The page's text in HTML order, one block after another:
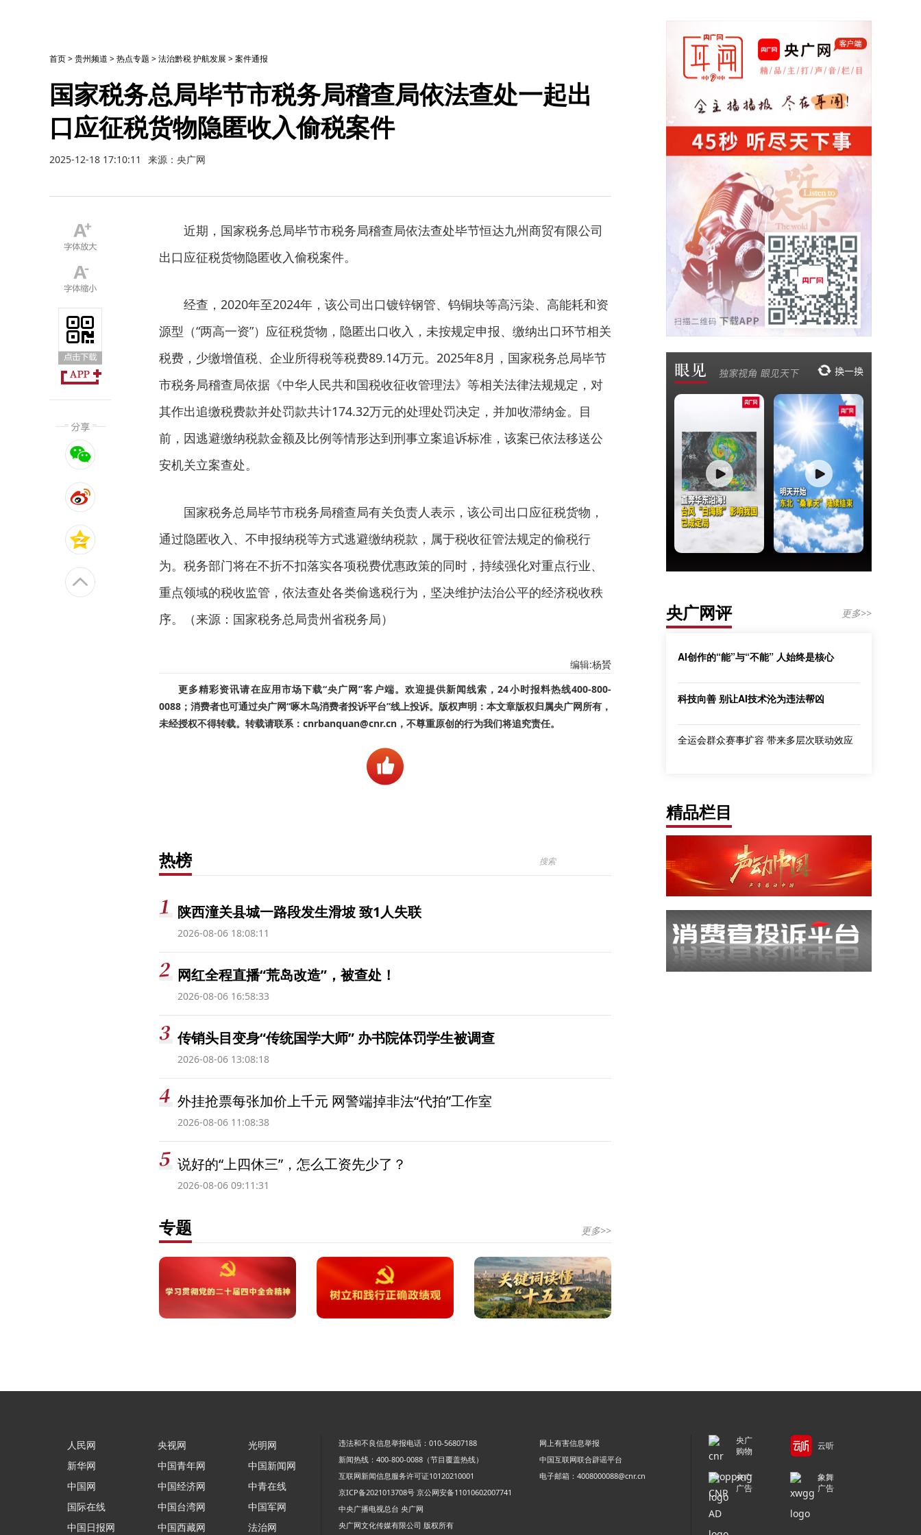
首页>贵州频道 >热点专题 >法治黔税 护航发展 >案件通报
国家税务总局毕节市税务局稽查局依法查处一起出
口应征税货物隐匿收入偷税案件
2025-12-18 17:10:11 来源：央广网
近期，国家税务总局毕节市税务局稽查局依法查处毕节恒达九州商贸有限公司
出口应征税货物隐匿收入偷税案件。
经查，2020年至2024年，该公司出口镀锌钢管、钨铜块等高污染、高能耗和资
源型（“两高一资”）应征税货物，隐匿出口收入，未按规定申报、缴纳出口环节相关
税费，少缴增值税、企业所得税等税费89.14万元。2025年8月，国家税务总局毕节
市税务局稽查局依据《中华人民共和国税收征收管理法》等相关法律法规规定，对
其作出追缴税费款并处罚款共计174.32万元的处理处罚决定，并加收滞纳金。目
前，因逃避缴纳税款金额及比例等情形达到刑事立案追诉标准，该案已依法移送公
安机关立案查处。
国家税务总局毕节市税务局稽查局有关负责人表示，该公司出口应征税货物，
通过隐匿收入、不申报纳税等方式逃避缴纳税款，属于税收征管法规定的偷税行
为。税务部门将在不折不扣落实各项税费优惠政策的同时，持续强化对重点行业、
重点领域的税收监管，依法查处各类偷逃税行为，坚决维护法治公平的经济税收秩
序。（来源：国家税务总局贵州省税务局）
编辑:杨贇
更多精彩资讯请在应用市场下载“央广网”客户端。欢迎提供新闻线索，24小时报料热线400-800-
0088；消费者也可通过央广网“啄木鸟消费者投诉平台”线上投诉。版权声明：本文章版权归属央广网所有，
未经授权不得转载。转载请联系：cnrbanquan@cnr.cn，不尊重原创的行为我们将追究责任。
热榜
陕西潼关县城一路段发生滑坡 致1人失联
2026-08-06 18:08:11
网红全程直播“荒岛改造”，被查处！
2026-08-06 16:58:33
传销头目变身“传统国学大师” 办书院体罚学生被调查
2026-08-06 13:08:18
外挂抢票每张加价上千元 网警端掉非法“代拍”工作室
2026-08-06 11:08:38
说好的“上四休三”，怎么工资先少了？
2026-08-06 09:11:31
专题 更多>>
央广网评 更多>>
AI创作的“能”与“不能” 人始终是核心
科技向善 别让AI技术沦为违法帮凶
全运会群众赛事扩容 带来多层次联动效应
精品栏目
人民网
新华网
中国网
国际在线
中国日报网
央视网
中国青年网
中国经济网
中国台湾网
中国西藏网
光明网
中国新闻网
中青在线
中国军网
法治网
违法和不良信息举报电话：010-56807188
网上有害信息举报
新闻热线：400-800-0088（节目覆盖热线）
中国互联网联合辟谣平台
互联网新闻信息服务许可证10120210001
电子邮箱：4008000088@cnr.cn
京ICP备2021013708号 京公网安备11010602007741
中央广播电视总台 央广网
央广网文化传媒有限公司 版权所有
央广
购物
云听
央广
广告
象舞
广告